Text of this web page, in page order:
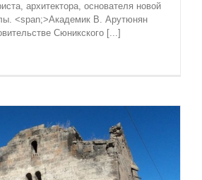
архитектора, основателя новой
<span;>Академик В. Арутюнян
Сюникского [...]